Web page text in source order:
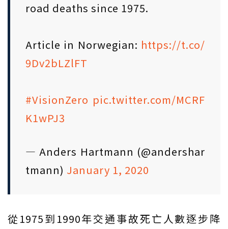
road deaths since 1975.
Article in Norwegian: https://t.co/
9Dv2bLZlFT
#VisionZero pic.twitter.com/MCRF
K1wPJ3
— Anders Hartmann (@andershar
tmann) January 1, 2020
從1975到1990年交通事故死亡人數逐步降